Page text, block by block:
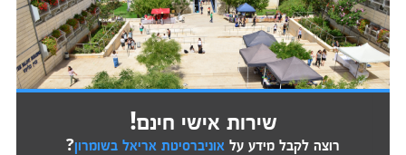
שירות אישי חינם!
רוצה לקבל מידע על אוניברסיטת אריאל בשומרון?